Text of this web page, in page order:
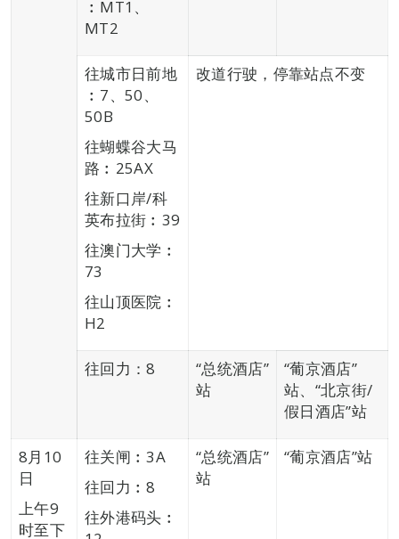
︰MT1、
MT2
往城市日前地
︰7、50、
50B
往蝴蝶谷大马
路︰25AX
往新口岸/科
英布拉街︰39
往澳门大学︰
73
往山顶医院︰
H2
改道行驶，停靠站点不变
往回力：8
“总统酒店”
站
“葡京酒店”
站、“北京街/
假日酒店”站
8月10
日
上午9
时至下
往关闸︰3A
往回力︰8
往外港码头︰
“总统酒店”
站
“葡京酒店”站